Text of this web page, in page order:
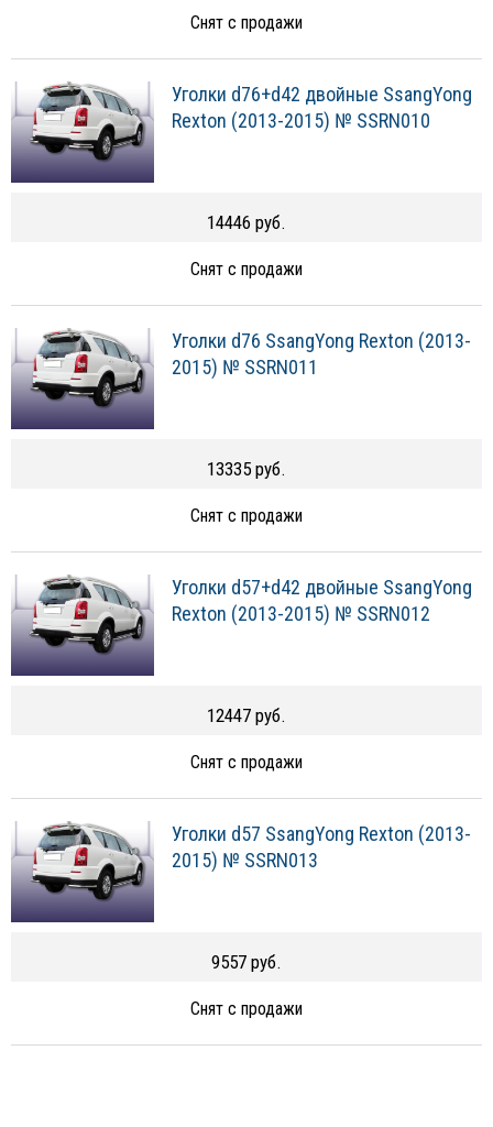
Снят с продажи
Уголки d76+d42 двойные SsangYong
Rexton (2013-2015) № SSRN010
14446 руб.
Снят с продажи
Уголки d76 SsangYong Rexton (2013-
2015) № SSRN011
13335 руб.
Снят с продажи
Уголки d57+d42 двойные SsangYong
Rexton (2013-2015) № SSRN012
12447 руб.
Снят с продажи
Уголки d57 SsangYong Rexton (2013-
2015) № SSRN013
9557 руб.
Снят с продажи